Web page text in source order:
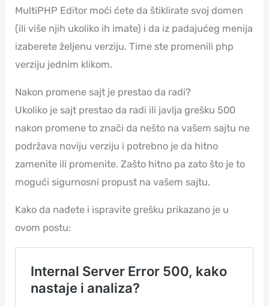
MultiPHP Editor moći ćete da štiklirate svoj domen
(ili više njih ukoliko ih imate) i da iz padajućeg menija
izaberete željenu verziju. Time ste promenili php
verziju jednim klikom.
Nakon promene sajt je prestao da radi?
Ukoliko je sajt prestao da radi ili javlja grešku 500
nakon promene to znači da nešto na vašem sajtu ne
podržava noviju verziju i potrebno je da hitno
zamenite ili promenite. Zašto hitno pa zato što je to
mogući sigurnosni propust na vašem sajtu.
Kako da nađete i ispravite grešku prikazano je u
ovom postu: